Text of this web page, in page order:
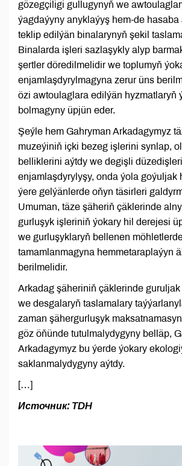
gözegçiligi gullugynyň we
ýagdaýyny anyklaýyş hem-de
teklip edilýän binalarynyň şekil
Binalarda işleri sazlaşykly alyp
şertler döredilmelidir we toplumyň
enjamlaşdyrylmagyna zerur üns
özi awtoulaglara edilýän hyzmatlaryň
bolmagyny üpjün eder.
Şeýle hem Gahryman Arkadagymyz
muzeýiniň içki bezeg işlerini synlap,
belliklerini aýtdy we degişli
enjamlaşdyrylyşy, onda ýola goýuljak
ýere gelýänlerde oňyn täsirleri
Umuman, täze şäheriň çäklerinde
gurluşyk işleriniň ýokary hil derejesi
we gurluşyklaryň bellenen
tamamlanmagyna hemmetaraplaýyn
berilmelidir.
Arkadag şäheriniň çäklerinde
we desgalaryň taslamalary
zaman şähergurluşyk
göz öňünde tutulmalydygyny belläp,
Arkadagymyz bu ýerde ýokary
saklanmalydygyny aýtdy.
[…]
Источник: TDH